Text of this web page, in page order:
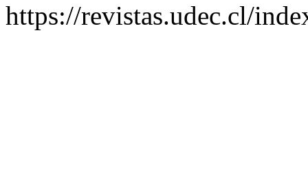
https://revistas.udec.cl/